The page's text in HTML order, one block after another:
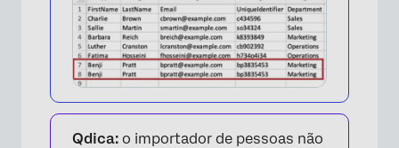
×
Qdica: o importador de pessoas não